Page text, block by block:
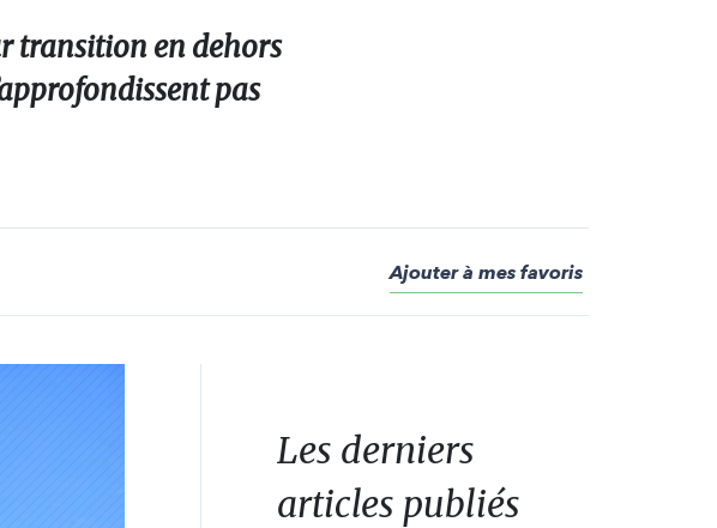
transition en dehors
pas
Ajouter à mes favoris
Les derniers
articles publiés